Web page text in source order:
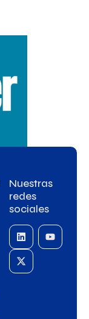
Nuestras
redes
sociales